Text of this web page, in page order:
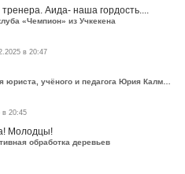
Аида- наша гордость....
«Чемпион» из Учкекена
в 20:47
В Черкесске чествовали выдающегося юриста, учёного и педагога Юрия Калмыкова
в 20:45
Молодцы!
обработка деревьев